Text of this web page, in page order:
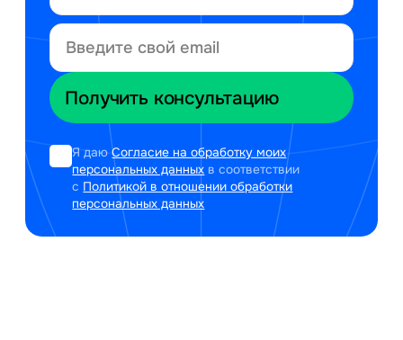
Я даюСогласие на обработку моих
персональных данных в соответствии
с Политикой в отношении обработки
персональных данных